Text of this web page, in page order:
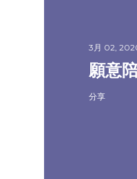
3月 02,
願意
分享